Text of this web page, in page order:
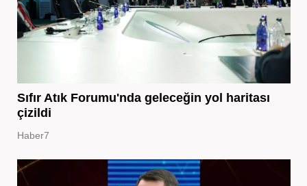
Sıfır Atık Forumu'nda geleceğin yol haritası
çizildi
Haber7